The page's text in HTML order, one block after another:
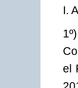
I.
el